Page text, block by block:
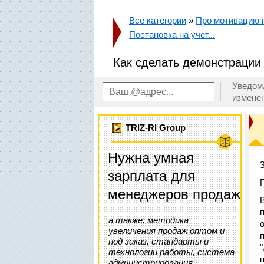
Все категории » Про мотивацию
Постановка на учет...
Как сделать
TRIZ-RI Group
Нужна умная
зарплата для
менеджеров продаж
а также: методика
увеличения продаж оптом и
под заказ, стандарты и
технологии работы, система